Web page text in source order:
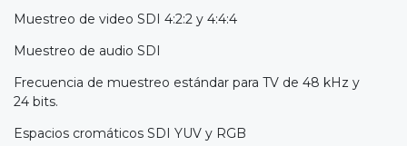
Muestreo de video SDI 4:2:2 y 4:4:4
Muestreo de audio SDI
Frecuencia de muestreo estándar para TV de 48 kHz y
24 bits.
Espacios cromáticos SDI YUV y RGB